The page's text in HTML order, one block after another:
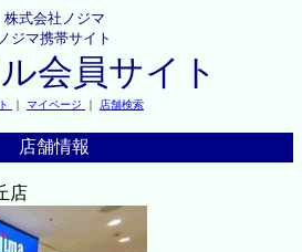
株式会社ノジマ
ノジマ携帯サイト
会員サイト
｜ マイページ ｜ 店舗検索
店舗情報
店